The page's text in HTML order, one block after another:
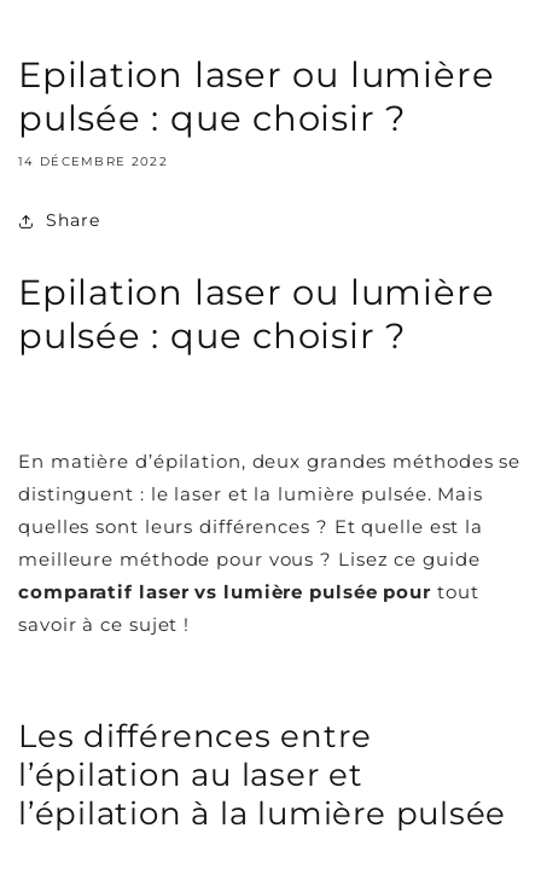
Epilation laser ou lumière
pulsée : que choisir ?
14 DÉCEMBRE 2022
Share
Epilation laser ou lumière
pulsée : que choisir ?
En matière d’épilation, deux grandes méthodes se
distinguent : le laser et la lumière pulsée. Mais
quelles sont leurs différences ? Et quelle est la
meilleure méthode pour vous ? Lisez ce guide
comparatif laser vs lumière pulsée pour tout
savoir à ce sujet !
Les différences entre
l’épilation au laser et
l’épilation à la lumière pulsée